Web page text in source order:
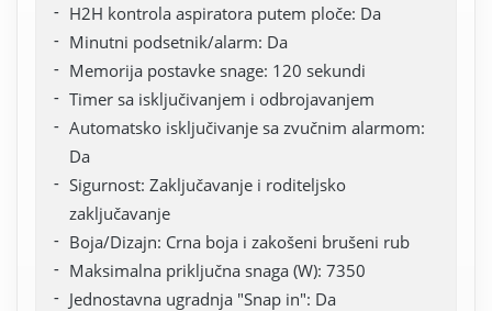
H2H kontrola aspiratora putem ploče: Da
Minutni podsetnik/alarm: Da
Memorija postavke snage: 120 sekundi
Timer sa isključivanjem i odbrojavanjem
Automatsko isključivanje sa zvučnim alarmom:
Da
Sigurnost: Zaključavanje i roditeljsko
zaključavanje
Boja/Dizajn: Crna boja i zakošeni brušeni rub
Maksimalna priključna snaga (W): 7350
Jednostavna ugradnja "Snap in": Da